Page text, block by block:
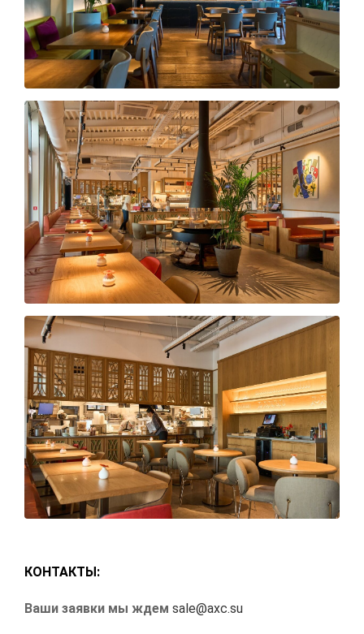
КОНТАКТЫ:
Ваши заявки мы ждем sale@axc.su